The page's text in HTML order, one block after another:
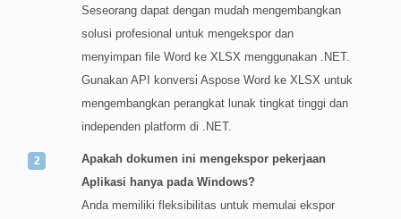
Seseorang dapat dengan mudah mengembangkan
solusi profesional untuk mengekspor dan
menyimpan file Word ke XLSX menggunakan .NET.
Gunakan API konversi Aspose Word ke XLSX untuk
mengembangkan perangkat lunak tingkat tinggi dan
independen platform di .NET.
Apakah dokumen ini mengekspor pekerjaan
Aplikasi hanya pada Windows?
Anda memiliki fleksibilitas untuk memulai ekspor